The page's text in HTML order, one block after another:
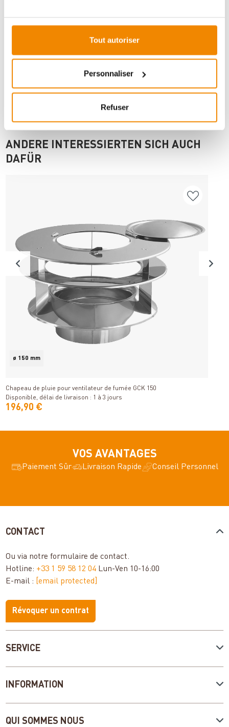
Tout autoriser
Personnaliser
Refuser
Imprimer la fiche article Question sur l’article
ANDERE INTERESSIERTEN SICH AUCH
DAFÜR
ø 150 mm
Chapeau de pluie pour ventilateur de fumée GCK 150
Disponible, délai de livraison : 1 à 3 jours
196,90 €
VOS AVANTAGES
Paiement Sûr Livraison Rapide Conseil Personnel
SERVICE
INFORMATION
QUI SOMMES NOUS
CONTACT
Ou via notreformulaire de contact.
Hotline: +33 1 59 58 12 04 Lun-Ven 10-16:00
E-mail :
[email protected]
Révoquer un contrat